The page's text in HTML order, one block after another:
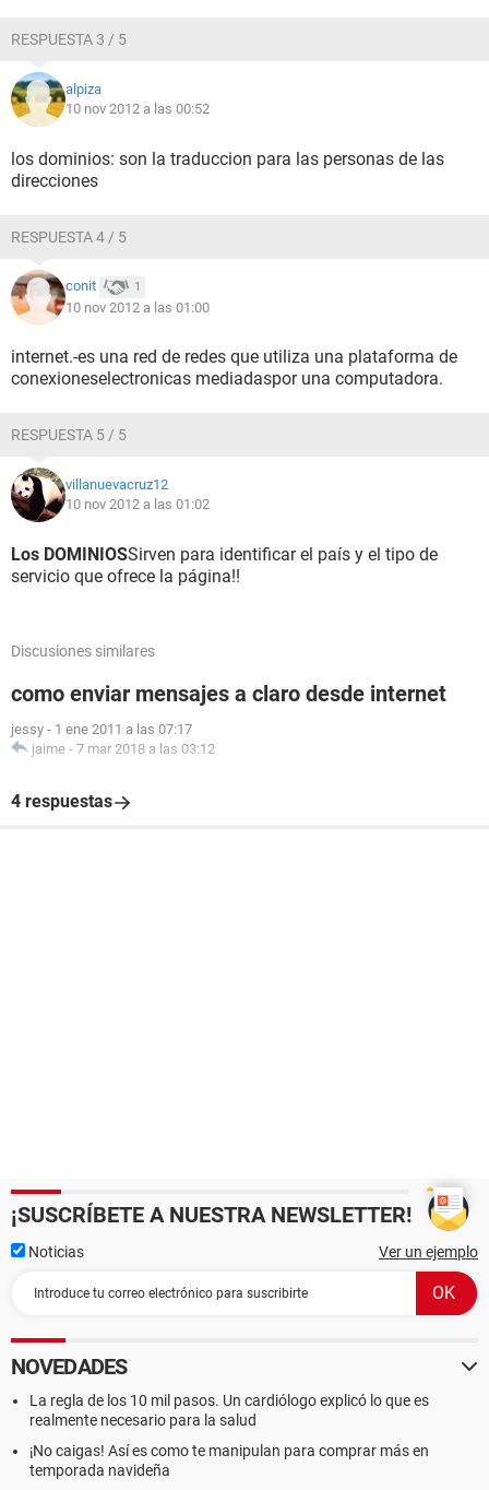
RESPUESTA 3 / 5
alpiza
10 nov 2012 a las 00:52
los dominios: son la traduccion para las personas de las
direcciones
RESPUESTA 4 / 5
conit 1
10 nov 2012 a las 01:00
internet.-es una red de redes que utiliza una plataforma de
conexioneselectronicas mediadaspor una computadora.
RESPUESTA 5 / 5
villanuevacruz12
10 nov 2012 a las 01:02
Los DOMINIOSSirven para identificar el país y el tipo de
servicio que ofrece la página!!
Discusiones similares
como enviar mensajes a claro desde internet
jessy - 1 ene 2011 a las 07:17
jaime - 7 mar 2018 a las 03:12
4 respuestas
¡SUSCRÍBETE A NUESTRA NEWSLETTER!
Noticias Ver un ejemplo
NOVEDADES
La regla de los 10 mil pasos. Un cardiólogo explicó lo que es
realmente necesario para la salud
¡No caigas! Así es como te manipulan para comprar más en
temporada navideña